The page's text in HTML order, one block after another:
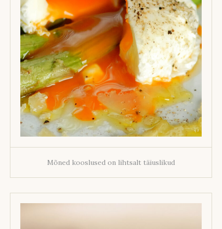
Mõned kooslused on lihtsalt täiuslikud